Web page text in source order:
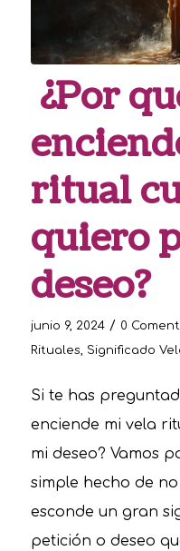
¿Por
ritual
quiero
deseo?
junio 9, 2024 / 0
Rituales
Significado
Si te has
enciende mi vela
mi deseo? Vamos
simple hecho de
esconde un gran
petición o deseo